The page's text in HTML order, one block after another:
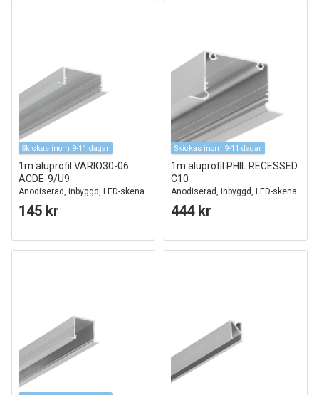
Skickas inom 9-11 dagar
1m aluprofil VARIO30-06
ACDE-9/U9
Anodiserad, inbyggd, LED-skena
145 kr
Skickas inom 9-11 dagar
1m aluprofil PHIL RECESSED
C10
Anodiserad, inbyggd, LED-skena
444 kr